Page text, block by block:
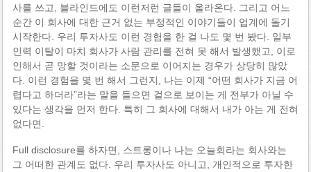
사를 쓰고, 블라인드에도 이런저런 글들이 올라온다. 그리고 어느
순간 이 회사에 대한 근거 없는 부정적인 이야기들이 업계에 돌기
시작한다. 우리 투자사도 이런 경험을 한 걸 나도 몇 번 봤다. 일부
인력 이탈이 마치 회사가 사람 관리를 전혀 못 해서 발생했고, 이로
인해서 곧 망할 것이라는 소문으로 이어지는 경우가 상당히 많았
다. 이런 경험을 몇 번 해서 그런지, 나는 이제 “어떤 회사가 지금 어
렵다고 하더라”라는 말을 들으면 겉으로 보이는 게 전부가 아닐 수
있다는 생각을 먼저 한다. 특히 그 회사에 대해서 내가 아는 게 전혀
없다면.
Full disclosure를 하자면, 스트롱이나 나는 오늘회라는 회사와는
그 어떠한 관계도 없다. 우리 투자사도 아니고, 개인적으로 투자한